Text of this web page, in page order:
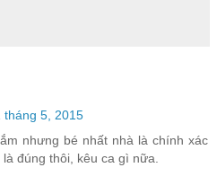
tháng 5, 2015
nhưng bé nhất nhà là chính xác
đúng thôi, kêu ca gì nữa.